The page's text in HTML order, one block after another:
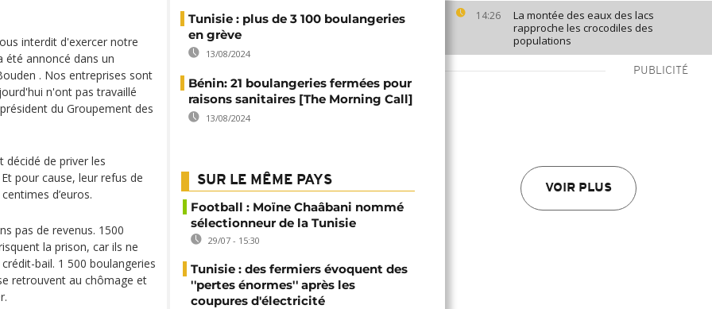
14:26
La montée des eaux des lacs
rapproche les crocodiles des
populations
PUBLICITÉ
VOIR PLUS
interdit d'exercer notre
été annoncé dans un
. Nos entreprises sont
n'ont pas travaillé
du Groupement des
décidé de priver les
pour cause, leur refus de
d’euros.
pas de revenus. 1500
la prison, car ils ne
bail. 1 500 boulangeries
retrouvent au chômage et
Tunisie : plus de 3 100 boulangeries
en grève
13/08/2024
Bénin: 21 boulangeries fermées pour
raisons sanitaires [The Morning Call]
13/08/2024
SUR LE MÊME PAYS
Football : Moïne Chaâbani nommé
sélectionneur de la Tunisie
29/07 - 15:30
Tunisie : des fermiers évoquent des
''pertes énormes'' après les
coupures d'électricité